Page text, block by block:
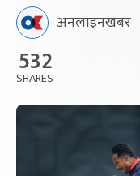
अनलाइनखबर
532
SHARES